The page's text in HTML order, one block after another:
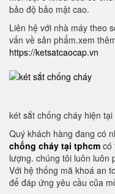
bảo độ bảo mật cao.
Liên hệ với nhà máy theo
vấn về sản phẩm.xem
https://ketsatcaocap.vn
két sắt chống cháy hiện
Quý khách hàng đang có
chống cháy tại tphcm có
lượng. chúng tôi luôn luôn
Với hệ thống mã khoá an
để đáp ứng yêu cầu của